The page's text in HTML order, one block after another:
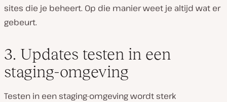
sites die je beheert. Op die manier weet je altijd wat er
gebeurt.
3. Updates testen in een
staging-omgeving
Testen in een staging-omgeving wordt sterk